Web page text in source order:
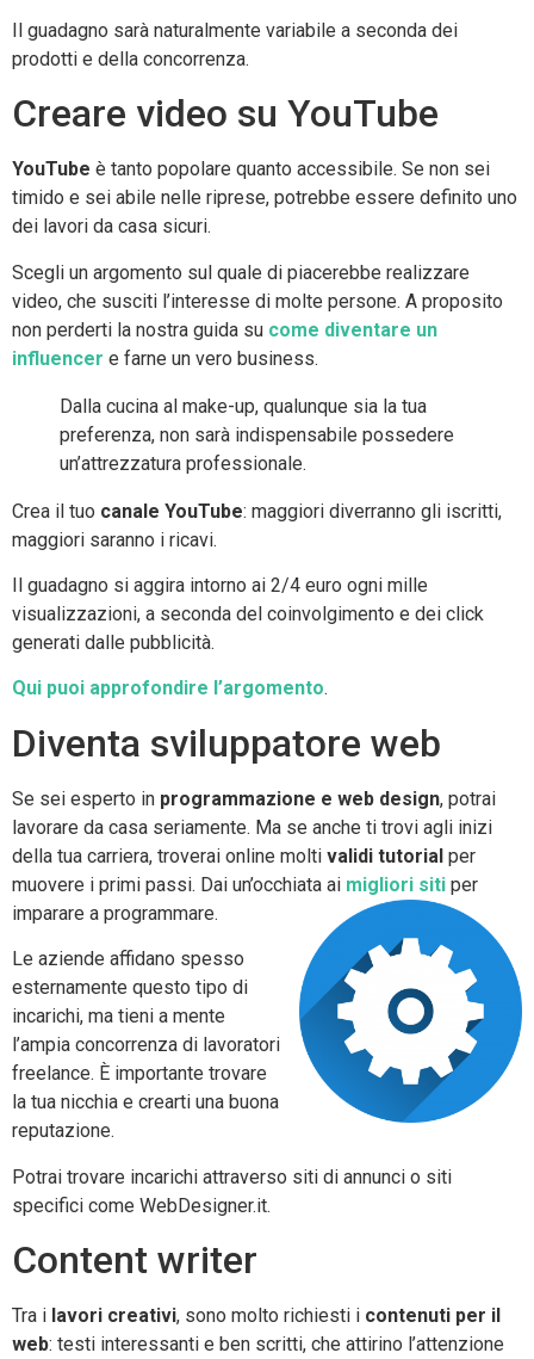
Il guadagno sarà naturalmente variabile a seconda dei
prodotti e della concorrenza.
Creare video su YouTube
YouTube è tanto popolare quanto accessibile. Se non sei
timido e sei abile nelle riprese, potrebbe essere definito uno
dei lavori da casa sicuri.
Scegli un argomento sul quale di piacerebbe realizzare
video, che susciti l’interesse di molte persone. A proposito
non perderti la nostra guida su come diventare un
influencer e farne un vero business.
Dalla cucina al make-up, qualunque sia la tua
preferenza, non sarà indispensabile possedere
un’attrezzatura professionale.
Crea il tuo canale YouTube: maggiori diverranno gli iscritti,
maggiori saranno i ricavi.
Il guadagno si aggira intorno ai 2/4 euro ogni mille
visualizzazioni, a seconda del coinvolgimento e dei click
generati dalle pubblicità.
Qui puoi approfondire l’argomento.
Diventa sviluppatore web
Se sei esperto in programmazione e web design, potrai
lavorare da casa seriamente. Ma se anche ti trovi agli inizi
della tua carriera, troverai online molti validi tutorial per
muovere i primi passi. Dai un’occhiata ai migliori siti per
imparare a programmare.
Le aziende affidano spesso
esternamente questo tipo di
incarichi, ma tieni a mente
l’ampia concorrenza di lavoratori
freelance. È importante trovare
la tua nicchia e crearti una buona
reputazione.
Potrai trovare incarichi attraverso siti di annunci o siti
specifici come WebDesigner.it.
Content writer
Tra i lavori creativi, sono molto richiesti i contenuti per il
web: testi interessanti e ben scritti, che attirino l’attenzione